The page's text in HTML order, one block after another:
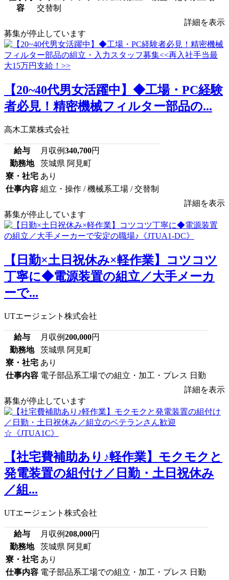
容
交替制
詳細を表示
募集が停止しています
【20~40代男女活躍中】◆工場・PC経験
者必見！精密機械フィルター部品の...
高木工業株式会社
給与 月収例340,700円
勤務地
茨城県 阿見町
寮・社宅 あり
仕事内容 組立・操作 / 機械系工場 / 交替制
詳細を表示
募集が停止しています
【日勤×土日祝休み×軽作業】コツコツ
丁寧に◆電源装置の組立／大手メーカ
ーで...
UTエージェント株式会社
給与 月収例200,000円
勤務地
茨城県 阿見町
寮・社宅 あり
仕事内容 電子部品系工場での組立・加工・プレス 日勤
詳細を表示
募集が停止しています
【社宅費補助あり♪軽作業】モクモクと
発電装置の組付け／日勤・土日祝休み
／組...
UTエージェント株式会社
給与 月収例208,000円
勤務地
茨城県 阿見町
寮・社宅 あり
仕事内容 電子部品系工場での組立・加工・プレス 日勤